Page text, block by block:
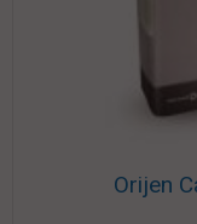
Orijen